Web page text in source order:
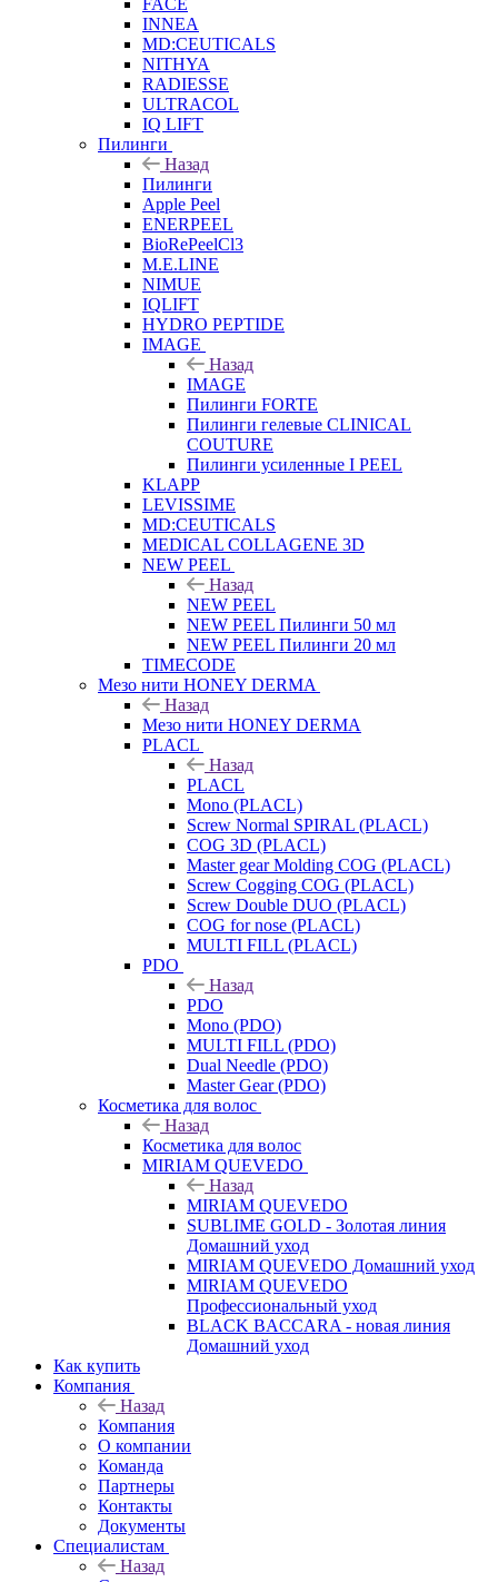
FACE
INNEA
MD:CEUTICALS
NITHYA
RADIESSE
ULTRACOL
IQ LIFT
Пилинги
Назад
Пилинги
Apple Peel
ENERPEEL
BioRePeelCl3
M.E.LINE
NIMUE
IQLIFT
HYDRO PEPTIDE
IMAGE
Назад
IMAGE
Пилинги FORTE
Пилинги гелевые CLINICAL
COUTURE
Пилинги усиленные I PEEL
KLAPP
LEVISSIME
MD:CEUTICALS
MEDICAL COLLAGENE 3D
NEW PEEL
Назад
NEW PEEL
NEW PEEL Пилинги 50 мл
NEW PEEL Пилинги 20 мл
TIMECODE
Мезо нити HONEY DERMA
Назад
Мезо нити HONEY DERMA
PLACL
Назад
PLACL
Mono (PLACL)
Screw Normal SPIRAL (PLACL)
COG 3D (PLACL)
Master gear Molding COG (PLACL)
Screw Cogging COG (PLACL)
Screw Double DUO (PLACL)
COG for nose (PLACL)
MULTI FILL (PLACL)
PDO
Назад
PDO
Mono (PDO)
MULTI FILL (PDO)
Dual Needle (PDO)
Master Gear (PDO)
Косметика для волос
Назад
Косметика для волос
MIRIAM QUEVEDO
Назад
MIRIAM QUEVEDO
SUBLIME GOLD - Золотая линия
Домашний уход
MIRIAM QUEVEDO Домашний уход
MIRIAM QUEVEDO
Профессиональный уход
BLACK BACCARA - новая линия
Домашний уход
Как купить
Компания
Назад
Компания
О компании
Команда
Партнеры
Контакты
Документы
Специалистам
Назад